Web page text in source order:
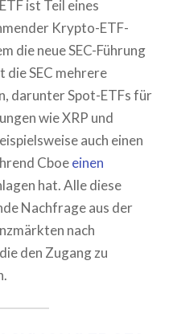
ist Teil eines
Krypto-ETF-
die neue SEC-Führung
SEC mehrere
darunter Spot-ETFs für
wie XRP und
auch einen
Cboeeinen
hat. Alle diese
Nachfrage aus der
nach
den Zugang zu